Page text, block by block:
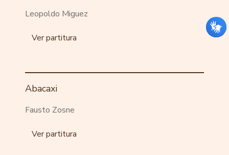
Leopoldo Miguez
Ver partitura
Abacaxi
Fausto Zosne
Ver partitura